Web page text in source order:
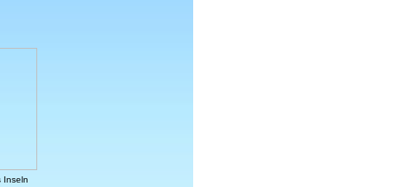
Inseln